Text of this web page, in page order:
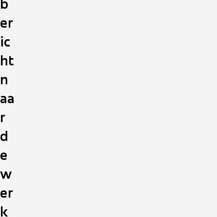
b
er
ic
ht
n
aa
r
d
e
w
er
k